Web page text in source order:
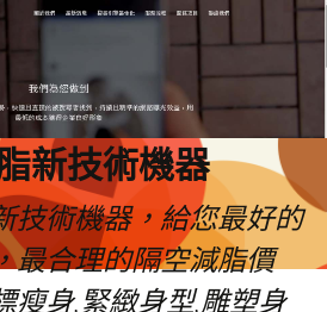
新技術機器
技術機器，給您最好的
最合理的隔空減脂價
瘦身,緊緻身型,雕塑身